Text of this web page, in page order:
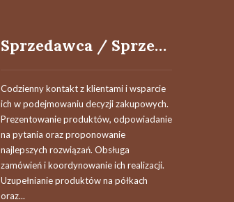
Sprzedawca / Sprzedawczyni w markecie budowlanym
Codzienny kontakt z klientami i wsparcie
ich w podejmowaniu decyzji zakupowych.
Prezentowanie produktów, odpowiadanie
na pytania oraz proponowanie
najlepszych rozwiązań. Obsługa
zamówień i koordynowanie ich realizacji.
Uzupełnianie produktów na półkach
oraz...